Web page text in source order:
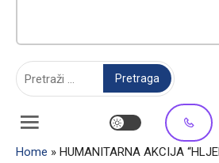
Home » HUMANITARNA AKCIJA